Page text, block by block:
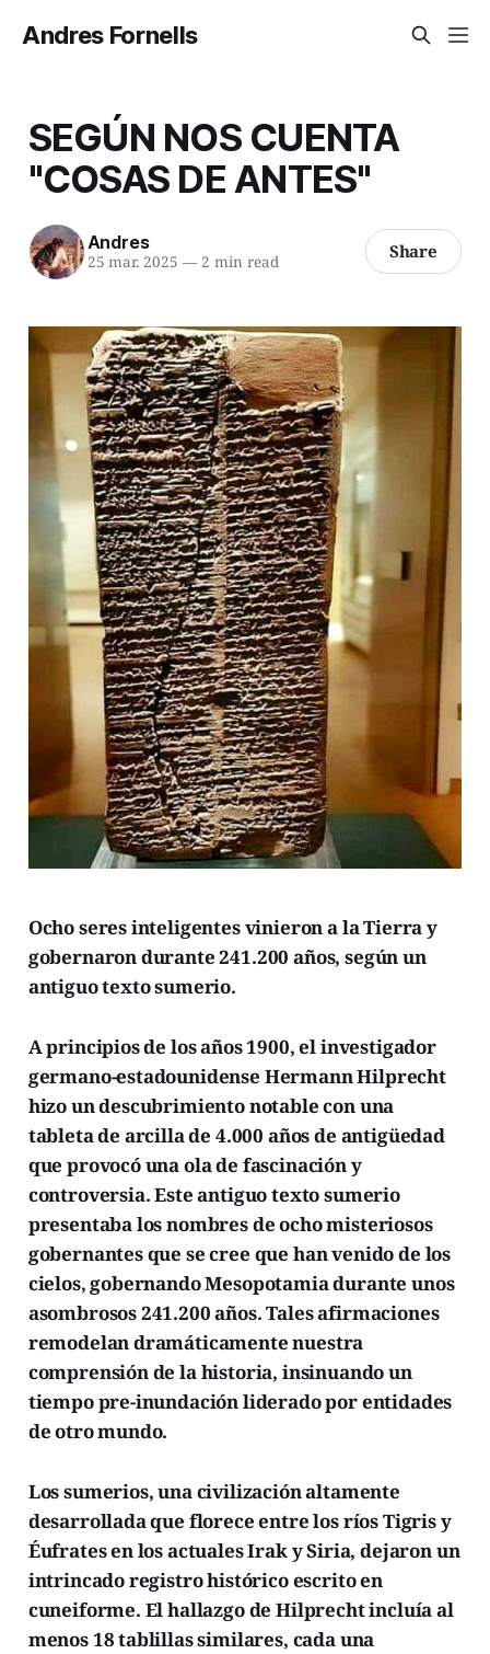
Andres Fornells
SEGÚN NOS CUENTA
"COSAS DE ANTES"
Andres
25 mar. 2025 —2 min read Share
Ocho seres inteligentes vinieron a la Tierra y
gobernaron durante 241.200 años, según un
antiguo texto sumerio.
A principios de los años 1900, el investigador
germano-estadounidense Hermann Hilprecht
hizo un descubrimiento notable con una
tableta de arcilla de 4.000 años de antigüedad
que provocó una ola de fascinación y
controversia. Este antiguo texto sumerio
presentaba los nombres de ocho misteriosos
gobernantes que se cree que han venido de los
cielos, gobernando Mesopotamia durante unos
asombrosos 241.200 años. Tales afirmaciones
remodelan dramáticamente nuestra
comprensión de la historia, insinuando un
tiempo pre-inundación liderado por entidades
de otro mundo.
Los sumerios, una civilización altamente
desarrollada que florece entre los ríos Tigris y
Éufrates en los actuales Irak y Siria, dejaron un
intrincado registro histórico escrito en
cuneiforme. El hallazgo de Hilprecht incluía al
menos 18 tablillas similares, cada una